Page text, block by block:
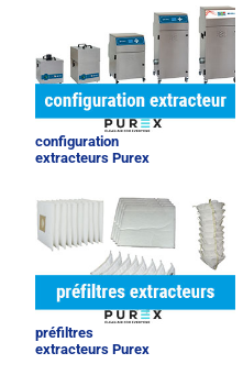
configuration
extracteurs Purex
préfiltres
extracteurs Purex